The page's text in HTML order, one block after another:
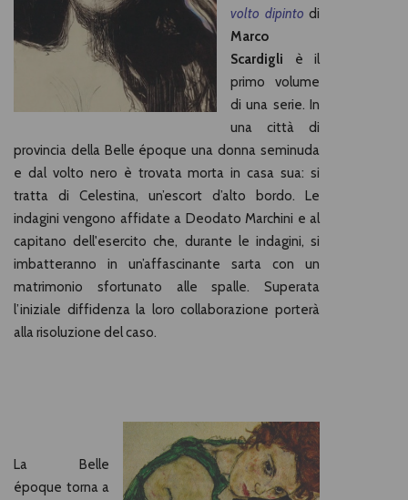
volto dipinto di
Marco
Scardigli è il
primo volume
di una serie. In
una città di
provincia della Belle époque una donna seminuda
e dal volto nero è trovata morta in casa sua: si
tratta di Celestina, un’escort d’alto bordo. Le
indagini vengono affidate a Deodato Marchini e al
capitano dell'esercito che, durante le indagini, si
imbatteranno in un’affascinante sarta con un
matrimonio sfortunato alle spalle. Superata
l’iniziale diffidenza la loro collaborazione porterà
alla risoluzione del caso.
La Belle
époque torna a